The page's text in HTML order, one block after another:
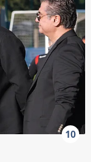
10